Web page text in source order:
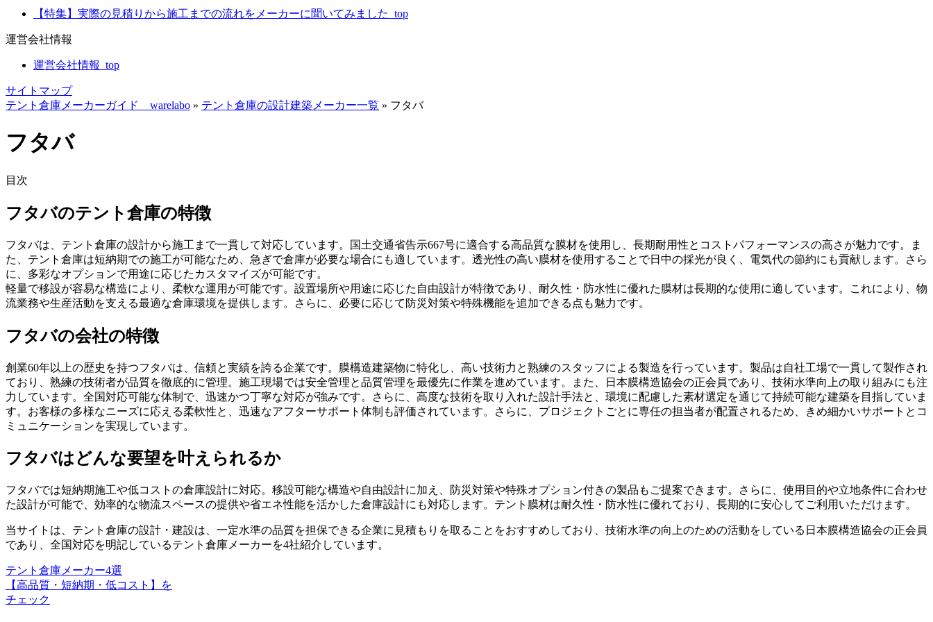
【特集】実際の見積りから施工までの流れをメーカーに聞いてみました_top
運営会社情報
運営会社情報_top
サイトマップ
テント倉庫メーカーガイド warelabo » テント倉庫の設計建築メーカー一覧 » フタバ
フタバ
目次
フタバのテント倉庫の特徴
フタバは、テント倉庫の設計から施工まで一貫して対応しています。国土交通省告示667号に適合する高品質な膜材を使用し、長期耐用性とコストパフォーマンスの高さが魅力です。ま
た、 テント倉庫は短納期での施工が可能なため、急ぎで倉庫が必要な場合にも適しています。透光性の高い膜材を使用することで日中の採光が良く、電気代の節約にも貢献します。さら
に、多彩なオプションで用途に応じたカスタマイズが可能です。
軽量で移設が容易な構造により、柔軟な運用が可能です。設置場所や用途に応じた自由設計が特徴であり、耐久性・防水性に優れた膜材は長期的な使用に適しています。これにより、物
流業務や生産活動を支える最適な倉庫環境を提供します。さらに、必要に応じて防災対策や特殊機能を追加できる点も魅力です。
フタバの会社の特徴
創業60年以上の歴史を持つフタバは、信頼と実績を誇る企業です。 膜構造建築物に特化し、高い技術力と熟練のスタッフによる製造を行っています。製品は自社工場で一貫して製作され
ており、熟練の技術者が品質を徹底的に管理。施工現場では安全管理と品質管理を最優先に作業を進めています。また、日本膜構造協会の正会員であり、技術水準向上の取り組みにも注
力しています。全国対応可能な体制で、迅速かつ丁寧な対応が強みです。さらに、高度な技術を取り入れた設計手法と、環境に配慮した素材選定を通じて持続可能な建築を目指していま
す。お客様の多様なニーズに応える柔軟性と、迅速なアフターサポート体制も評価されています。さらに、プロジェクトごとに専任の担当者が配置されるため、きめ細かいサポートとコ
ミュニケーションを実現しています。
フタバはどんな要望を叶えられるか
フタバでは短納期施工や低コストの倉庫設計に対応。移設可能な構造や自由設計に加え、防災対策や特殊オプション付きの製品もご提案できます。さらに、使用目的や立地条件に合わせ
た設計が可能で、効率的な物流スペースの提供や省エネ性能を活かした倉庫設計にも対応します。テント膜材は耐久性・防水性に優れており、長期的に安心してご利用いただけます。
当サイトは、テント倉庫の設計・建設は、 一定水準の品質を担保できる企業に見積もりを取ることをおすすめ しており、技術水準の向上のための活動をしている日本膜構造協会の正会員
であり、全国対応を明記しているテント倉庫メーカーを4社紹介しています。
テント倉庫メーカー4選
【高品質・短納期・低コスト】を
チェック